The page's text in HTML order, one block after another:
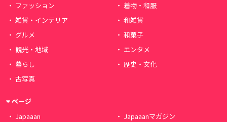
ファッション
着物・和服
雑貨・インテリア
和雑貨
グルメ
和菓子
観光・地域
エンタメ
暮らし
歴史・文化
古写真
ページ
Japaaan
Japaaanマガジン